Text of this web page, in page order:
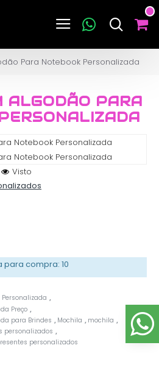
Para Notebook Personalizada
ALGODÃO PARA
Visto
compra: 10
,
Preço ,
para Brindes , Mochila , mochila ,
personalizados ,
personalizados